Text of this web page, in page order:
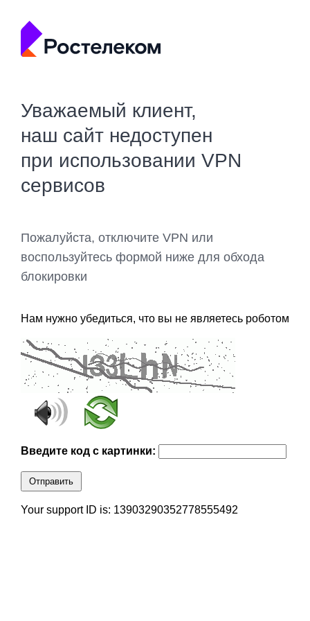
Уважаемый клиент,
наш сайт недоступен
при использовании VPN
сервисов
Пожалуйста, отключите VPN или
воспользуйтесь формой ниже для обхода
блокировки
Нам нужно убедиться, что вы не являетесь роботом
Введите код с картинки:
Отправить
Your support ID is: 13903290352778555492